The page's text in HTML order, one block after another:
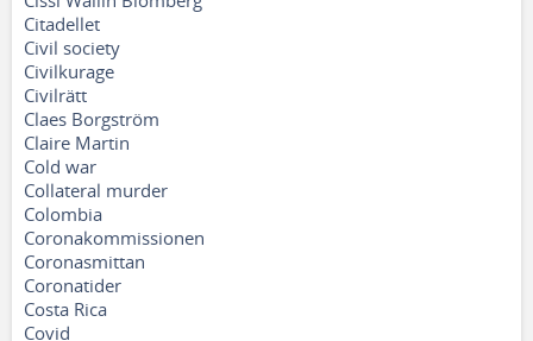
Citadellet
Civil society
Civilkurage
Civilrätt
Claes Borgström
Claire Martin
Cold war
Collateral murder
Colombia
Coronakommissionen
Coronasmittan
Coronatider
Costa Rica
Covid